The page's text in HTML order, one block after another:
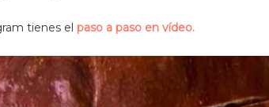
tienes el paso a paso en vídeo.